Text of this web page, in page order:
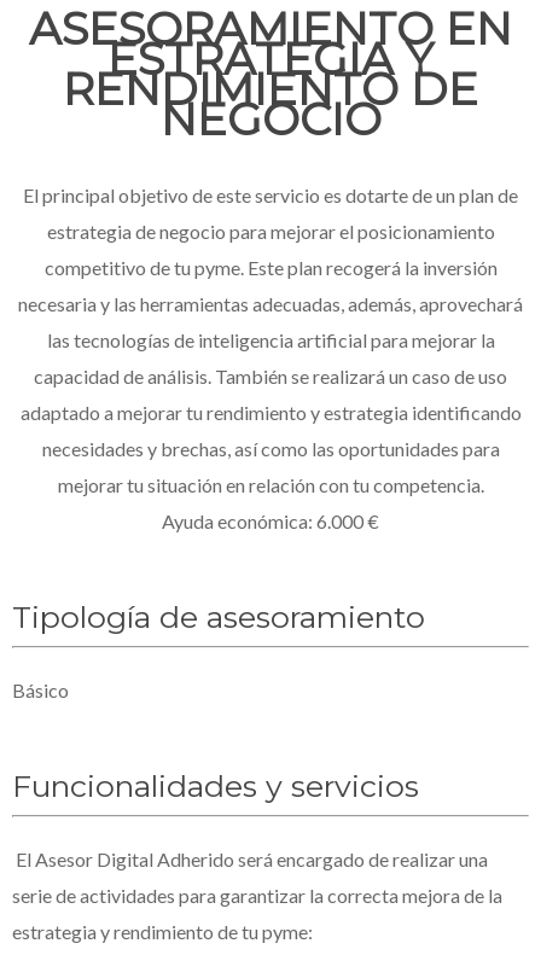
ASESORAMIENTO EN
ESTRATEGIA Y
RENDIMIENTO DE
NEGOCIO
El principal objetivo de este servicio es dotarte de un plan de
estrategia de negocio para mejorar el posicionamiento
competitivo de tu pyme. Este plan recogerá la inversión
necesaria y las herramientas adecuadas, además, aprovechará
las tecnologías de inteligencia artificial para mejorar la
capacidad de análisis. También se realizará un caso de uso
adaptado a mejorar tu rendimiento y estrategia identificando
necesidades y brechas, así como las oportunidades para
mejorar tu situación en relación con tu competencia.
Ayuda económica: 6.000 €
Tipología de asesoramiento
Básico
Funcionalidades y servicios
El Asesor Digital Adherido será encargado de realizar una
serie de actividades para garantizar la correcta mejora de la
estrategia y rendimiento de tu pyme: